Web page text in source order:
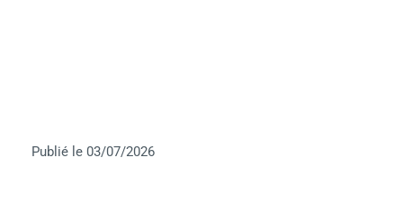
Publié le 03/07/2026